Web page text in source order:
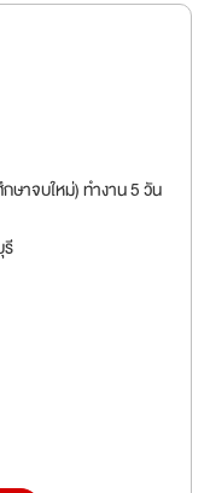
าจบใหม่) ทำงาน 5 วัน